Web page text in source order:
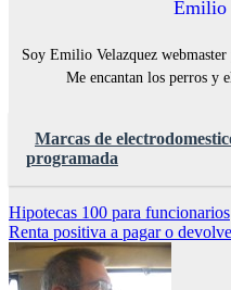
Emilio
Soy Emilio Velazquez
Me encantan los perros y
Marcas de
programada
Navegación
de
entradas
Hipotecas 100 para funcionarios
Renta positiva a pagar o